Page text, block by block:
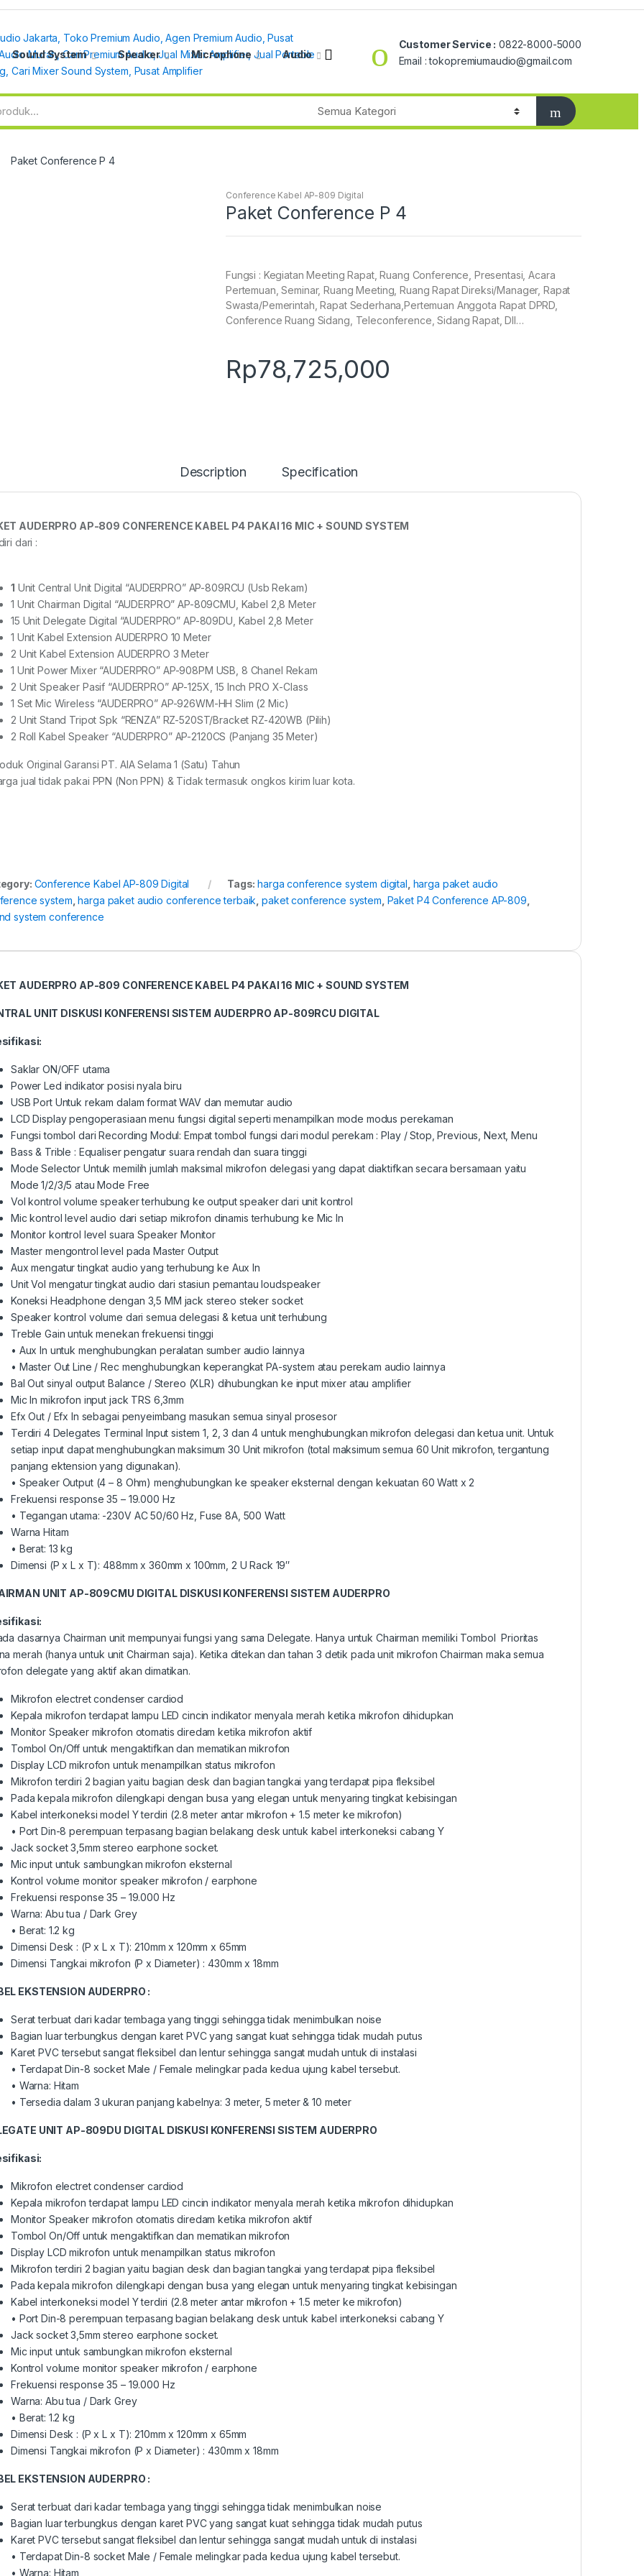
Sound System Speaker Microphone Audio
Customer Service : 0822-8000-5000
Email : tokopremiumaudio@gmail.com
Paket Conference P 4
Conference Kabel AP-809 Digital
Paket Conference P 4
Fungsi : Kegiatan Meeting Rapat, Ruang Conference, Presentasi, Acara
Pertemuan, Seminar, Ruang Meeting, Ruang Rapat Direksi/Manager, Rapat
Swasta/Pemerintah, Rapat Sederhana,Pertemuan Anggota Rapat DPRD,
Conference Ruang Sidang, Teleconference, Sidang Rapat, Dll…
Rp78,725,000
Description Specification
AUDERPRO AP-809 CONFERENCE KABEL P4 PAKAI 16 MIC + SOUND SYSTEM
dari :
1 Unit Central Unit Digital “AUDERPRO” AP-809RCU (Usb Rekam)
1 Unit Chairman Digital “AUDERPRO” AP-809CMU, Kabel 2,8 Meter
15 Unit Delegate Digital “AUDERPRO” AP-809DU, Kabel 2,8 Meter
1 Unit Kabel Extension AUDERPRO 10 Meter
2 Unit Kabel Extension AUDERPRO 3 Meter
1 Unit Power Mixer “AUDERPRO” AP-908PM USB, 8 Chanel Rekam
2 Unit Speaker Pasif “AUDERPRO” AP-125X, 15 Inch PRO X-Class
1 Set Mic Wireless “AUDERPRO” AP-926WM-HH Slim (2 Mic)
2 Unit Stand Tripot Spk “RENZA” RZ-520ST/Bracket RZ-420WB (Pilih)
2 Roll Kabel Speaker “AUDERPRO” AP-2120CS (Panjang 35 Meter)
Original Garansi PT. AIA Selama 1 (Satu) Tahun
jual tidak pakai PPN (Non PPN) & Tidak termasuk ongkos kirim luar kota.
Conference Kabel AP-809 Digital Tags:harga conference system digital harga paket audio
system ,harga paket audio conference terbaik ,paket conference system Paket P4 Conference AP-809
system conference
AUDERPRO AP-809 CONFERENCE KABEL P4 PAKAI 16 MIC + SOUND SYSTEM
UNIT DISKUSI KONFERENSI SISTEM AUDERPRO AP-809RCU DIGITAL
Saklar ON/OFF utama
Power Led indikator posisi nyala biru
USB Port Untuk rekam dalam format WAV dan memutar audio
LCD Display pengoperasiaan menu fungsi digital seperti menampilkan mode modus perekaman
Fungsi tombol dari Recording Modul: Empat tombol fungsi dari modul perekam : Play / Stop, Previous, Next, Menu
Bass & Trible : Equaliser pengatur suara rendah dan suara tinggi
Mode Selector Untuk memilih jumlah maksimal mikrofon delegasi yang dapat diaktifkan secara bersamaan yaitu
Mode 1/2/3/5 atau Mode Free
Vol kontrol volume speaker terhubung ke output speaker dari unit kontrol
Mic kontrol level audio dari setiap mikrofon dinamis terhubung ke Mic In
Monitor kontrol level suara Speaker Monitor
Master mengontrol level pada Master Output
Aux mengatur tingkat audio yang terhubung ke Aux In
Unit Vol mengatur tingkat audio dari stasiun pemantau loudspeaker
Koneksi Headphone dengan 3,5 MM jack stereo steker socket
Speaker kontrol volume dari semua delegasi & ketua unit terhubung
Treble Gain untuk menekan frekuensi tinggi
• Aux In untuk menghubungkan peralatan sumber audio lainnya
• Master Out Line / Rec menghubungkan keperangkat PA-system atau perekam audio lainnya
Bal Out sinyal output Balance / Stereo (XLR) dihubungkan ke input mixer atau amplifier
Mic In mikrofon input jack TRS 6,3mm
Efx Out / Efx In sebagai penyeimbang masukan semua sinyal prosesor
Terdiri 4 Delegates Terminal Input sistem 1, 2, 3 dan 4 untuk menghubungkan mikrofon delegasi dan ketua unit. Untuk
setiap input dapat menghubungkan maksimum 30 Unit mikrofon (total maksimum semua 60 Unit mikrofon, tergantung
panjang ektension yang digunakan).
• Speaker Output (4 – 8 Ohm) menghubungkan ke speaker eksternal dengan kekuatan 60 Watt x 2
Frekuensi response 35 – 19.000 Hz
• Tegangan utama: -230V AC 50/60 Hz, Fuse 8A, 500 Watt
Warna Hitam
• Berat: 13 kg
Dimensi (P x L x T): 488mm x 360mm x 100mm, 2 U Rack 19″
UNIT AP-809CMU DIGITAL DISKUSI KONFERENSI SISTEM AUDERPRO
dasarnya Chairman unit mempunyai fungsi yang sama Delegate. Hanya untuk Chairman memiliki Tombol Prioritas
merah (hanya untuk unit Chairman saja). Ketika ditekan dan tahan 3 detik pada unit mikrofon Chairman maka semua
delegate yang aktif akan dimatikan.
Mikrofon electret condenser cardiod
Kepala mikrofon terdapat lampu LED cincin indikator menyala merah ketika mikrofon dihidupkan
Monitor Speaker mikrofon otomatis diredam ketika mikrofon aktif
Tombol On/Off untuk mengaktifkan dan mematikan mikrofon
Display LCD mikrofon untuk menampilkan status mikrofon
Mikrofon terdiri 2 bagian yaitu bagian desk dan bagian tangkai yang terdapat pipa fleksibel
Pada kepala mikrofon dilengkapi dengan busa yang elegan untuk menyaring tingkat kebisingan
Kabel interkoneksi model Y terdiri (2.8 meter antar mikrofon + 1.5 meter ke mikrofon)
• Port Din-8 perempuan terpasang bagian belakang desk untuk kabel interkoneksi cabang Y
Jack socket 3,5mm stereo earphone socket.
Mic input untuk sambungkan mikrofon eksternal
Kontrol volume monitor speaker mikrofon / earphone
Frekuensi response 35 – 19.000 Hz
Warna: Abu tua / Dark Grey
• Berat: 1.2 kg
Dimensi Desk : (P x L x T): 210mm x 120mm x 65mm
Dimensi Tangkai mikrofon (P x Diameter) : 430mm x 18mm
EKSTENSION AUDERPRO :
Serat terbuat dari kadar tembaga yang tinggi sehingga tidak menimbulkan noise
Bagian luar terbungkus dengan karet PVC yang sangat kuat sehingga tidak mudah putus
Karet PVC tersebut sangat fleksibel dan lentur sehingga sangat mudah untuk di instalasi
• Terdapat Din-8 socket Male / Female melingkar pada kedua ujung kabel tersebut.
• Warna: Hitam
• Tersedia dalam 3 ukuran panjang kabelnya: 3 meter, 5 meter & 10 meter
UNIT AP-809DU DIGITAL DISKUSI KONFERENSI SISTEM AUDERPRO
Mikrofon electret condenser cardiod
Kepala mikrofon terdapat lampu LED cincin indikator menyala merah ketika mikrofon dihidupkan
Monitor Speaker mikrofon otomatis diredam ketika mikrofon aktif
Tombol On/Off untuk mengaktifkan dan mematikan mikrofon
Display LCD mikrofon untuk menampilkan status mikrofon
Mikrofon terdiri 2 bagian yaitu bagian desk dan bagian tangkai yang terdapat pipa fleksibel
Pada kepala mikrofon dilengkapi dengan busa yang elegan untuk menyaring tingkat kebisingan
Kabel interkoneksi model Y terdiri (2.8 meter antar mikrofon + 1.5 meter ke mikrofon)
• Port Din-8 perempuan terpasang bagian belakang desk untuk kabel interkoneksi cabang Y
Jack socket 3,5mm stereo earphone socket.
Mic input untuk sambungkan mikrofon eksternal
Kontrol volume monitor speaker mikrofon / earphone
Frekuensi response 35 – 19.000 Hz
Warna: Abu tua / Dark Grey
• Berat: 1.2 kg
Dimensi Desk : (P x L x T): 210mm x 120mm x 65mm
Dimensi Tangkai mikrofon (P x Diameter) : 430mm x 18mm
EKSTENSION AUDERPRO :
Serat terbuat dari kadar tembaga yang tinggi sehingga tidak menimbulkan noise
Bagian luar terbungkus dengan karet PVC yang sangat kuat sehingga tidak mudah putus
Karet PVC tersebut sangat fleksibel dan lentur sehingga sangat mudah untuk di instalasi
• Terdapat Din-8 socket Male / Female melingkar pada kedua ujung kabel tersebut.
• Warna: Hitam